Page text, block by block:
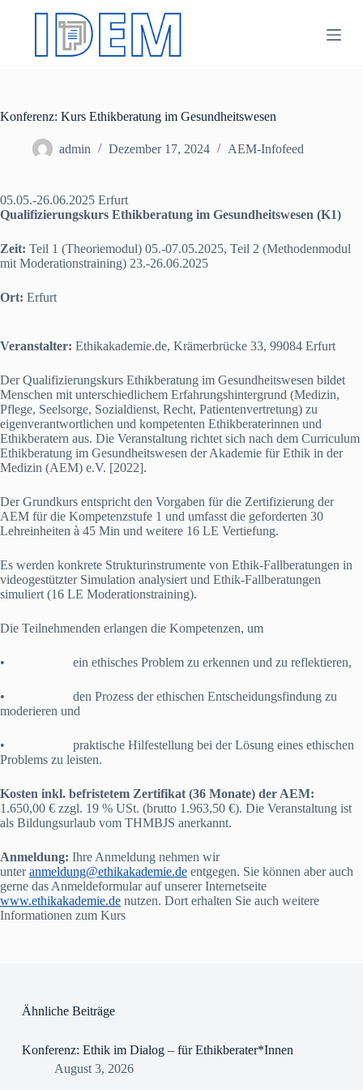
l
n
g
n
Konferenz: Kurs Ethikberatung im Gesundheitswesen
admin Dezember 17, 2024 AEM-Infofeed
05.05.-26.06.2025 Erfurt
Qualifizierungskurs Ethikberatung im Gesundheitswesen (K1)
Zeit: Teil 1 (Theoriemodul) 05.-07.05.2025, Teil 2 (Methodenmodul
mit Moderationstraining) 23.-26.06.2025
Ort: Erfurt
Veranstalter: Ethikakademie.de, Krämerbrücke 33, 99084 Erfurt
Der Qualifizierungskurs Ethikberatung im Gesundheitswesen bildet
Menschen mit unterschiedlichem Erfahrungshintergrund (Medizin,
Pflege, Seelsorge, Sozialdienst, Recht, Patientenvertretung) zu
eigenverantwortlichen und kompetenten Ethikberaterinnen und
Ethikberatern aus. Die Veranstaltung richtet sich nach dem Curriculum
Ethikberatung im Gesundheitswesen der Akademie für Ethik in der
Medizin (AEM) e.V. [2022].
Der Grundkurs entspricht den Vorgaben für die Zertifizierung der
AEM für die Kompetenzstufe 1 und umfasst die geforderten 30
Lehreinheiten à 45 Min und weitere 16 LE Vertiefung.
Es werden konkrete Strukturinstrumente von Ethik-Fallberatungen in
videogestützter Simulation analysiert und Ethik-Fallberatungen
simuliert (16 LE Moderationstraining).
Die Teilnehmenden erlangen die Kompetenzen, um
• ein ethisches Problem zu erkennen und zu reflektieren,
• den Prozess der ethischen Entscheidungsfindung zu
moderieren und
• praktische Hilfestellung bei der Lösung eines ethischen
Problems zu leisten.
Kosten inkl. befristetem Zertifikat (36 Monate) der AEM:
1.650,00 € zzgl. 19 % USt. (brutto 1.963,50 €). Die Veranstaltung ist
als Bildungsurlaub vom THMBJS anerkannt.
Anmeldung: Ihre Anmeldung nehmen wir
unteranmeldung@ethikakademie.de entgegen. Sie können aber auch
gerne das Anmeldeformular auf unserer Internetseite
www.ethikakademie.de nutzen. Dort erhalten Sie auch weitere
Informationen zum Kurs
Ähnliche Beiträge
Konferenz: Ethik im Dialog – für Ethikberater*Innen
August 3, 2026